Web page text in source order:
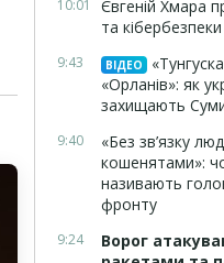
10:01
Євгеній Хмара
та
9:43 ВІДЕО
«Орланів»: як
захищають
9:40
«Без зв’язку
кошенятами»:
називають
фронту
9:24
Ворог